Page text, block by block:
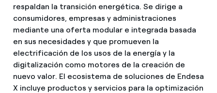
respaldan la transición energética. Se dirige a
consumidores, empresas y administraciones
mediante una oferta modular e integrada basada
en sus necesidades y que promueven la
electrificación de los usos de la energía y la
digitalización como motores de la creación de
nuevo valor. El ecosistema de soluciones de Endesa
X incluye productos y servicios para la optimización